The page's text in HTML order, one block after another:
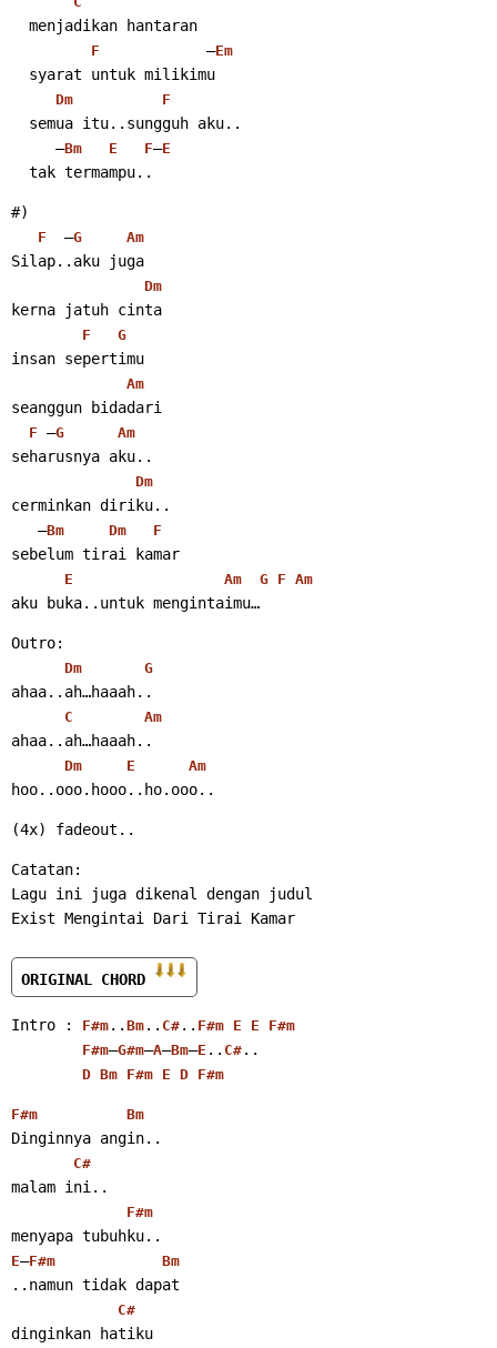
  menjadikan hantaran
F
            –
Em
  syarat untuk milikimu
Dm F
  semua itu..sungguh aku..
     –
Bm E F–E
  tak termampu..
#)
F
  –
G Am
Silap..aku juga
Dm
kerna jatuh cinta
F G
insan sepertimu
Am
seanggun bidadari
F –G Am
seharusnya aku..
Dm
cerminkan diriku..
   –
Bm Dm F
sebelum tirai kamar
E Am G F Am
aku buka..untuk mengintaimu…
Outro:
Dm G
ahaa..ah…haaah..
C Am
ahaa..ah…haaah..
Dm E Am
hoo..ooo.hooo..ho.ooo..
(4x) fadeout..
Catatan:
Lagu ini juga dikenal dengan judul
Exist Mengintai Dari Tirai Kamar
ORIGINAL CHORD
Intro : F#m .. Bm .. C# .. F#m E E
F#m
F#m–G#m–A–Bm–E .. C# ..
D Bm F#m E D F#m
F#m Bm
Dinginnya angin..
C#
malam ini..
F#m
menyapa tubuhku..
E–F#m Bm
..namun tidak dapat
C#
dinginkan hatiku